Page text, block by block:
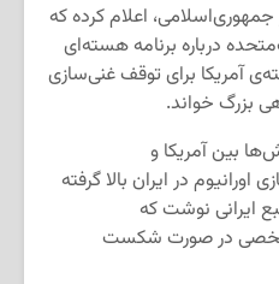
اعلام کرده که
درباره برنامه هسته‌ای
آمریکا برای توقف غنی‌سازی
بزرگ خواند.
بین آمریکا و
در ایران بالا گرفته
ایرانی نوشت که
در صورت شکست